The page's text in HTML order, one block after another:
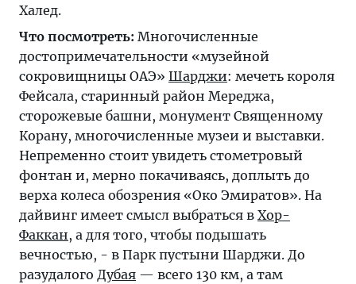
Халед.
Что посмотреть: Многочисленные
достопримечательности «музейной
сокровищницы ОАЭ» Шарджи: мечеть короля
Фейсала, старинный район Мереджа,
сторожевые башни, монумент Священному
Корану, многочисленные музеи и выставки.
Непременно стоит увидеть стометровый
фонтан и, мерно покачиваясь, доплыть до
верха колеса обозрения «Око Эмиратов». На
дайвинг имеет смысл выбраться в Хор-
Факкан, а для того, чтобы подышать
вечностью, - в Парк пустыни Шарджи. До
разудалого Дубая — всего 130 км, а там